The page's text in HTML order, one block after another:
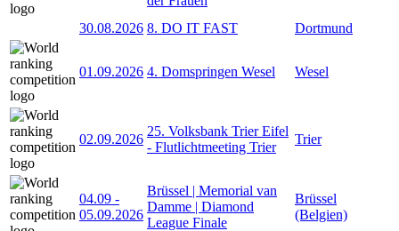
30.08.2026 8. DO IT FAST Dortmund
01.09.2026 4. Domspringen Wesel Wesel
02.09.2026
25. Volksbank Trier Eifel
- Flutlichtmeeting Trier
Trier
04.09 -
05.09.2026
Brüssel | Memorial van
Damme | Diamond
League Finale
Brüssel
(Belgien)